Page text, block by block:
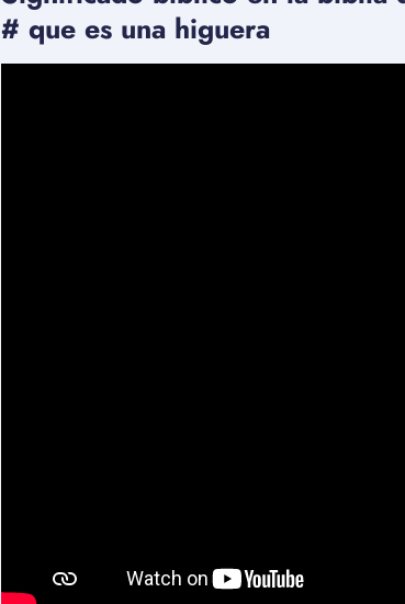
# que es una higuera